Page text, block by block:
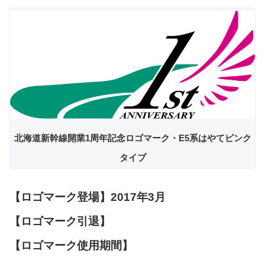
北海道新幹線開業1周年記念ロゴマーク・E5系はやてピンク
タイプ
【ロゴマーク登場】2017年3月
【ロゴマーク引退】
【ロゴマーク使用期間】